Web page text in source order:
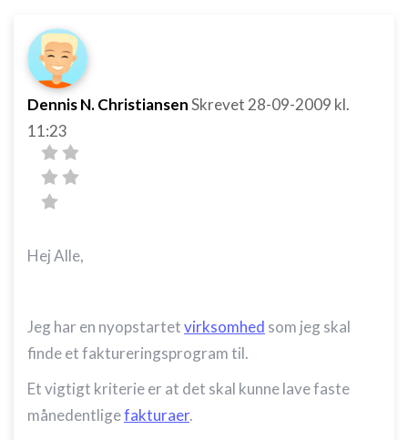
Dennis N. ChristiansenSkrevet 28-09-2009 kl.
11:23
Hej Alle,
Jeg har en nyopstartetvirksomhed som jeg skal
finde et faktureringsprogram til.
Et vigtigt kriterie er at det skal kunne lave faste
månedentligefakturaer.